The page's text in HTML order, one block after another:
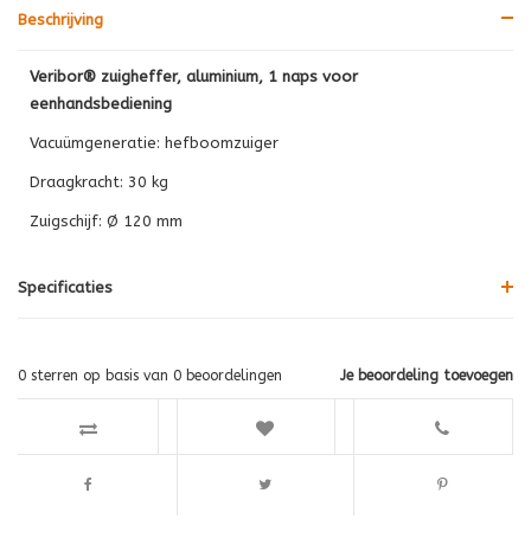
Beschrijving
Veribor® zuigheffer, aluminium, 1 naps voor
eenhandsbediening
Vacuümgeneratie: hefboomzuiger
Draagkracht: 30 kg
Zuigschijf: Ø 120 mm
Specificaties
Je beoordeling toevoegen
0 sterren op basis van 0 beoordelingen